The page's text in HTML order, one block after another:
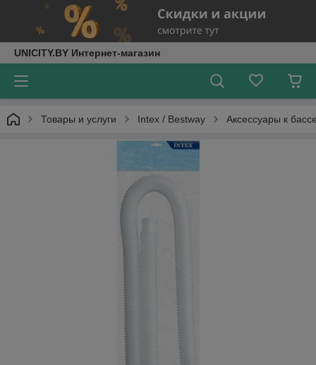
UNICITY.BY Интернет-магазин
Товары и услуги Intex / Bestway Аксессуары к